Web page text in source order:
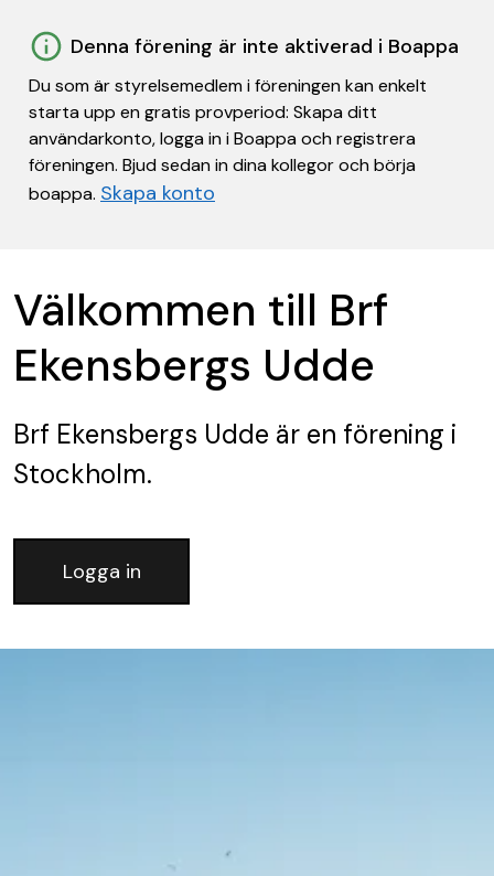
Denna förening är inte aktiverad i Boappa
Du som är styrelsemedlem i föreningen kan enkelt
starta upp en gratis provperiod: Skapa ditt
användarkonto, logga in i Boappa och registrera
föreningen. Bjud sedan in dina kollegor och börja
boappa. Skapa konto
Välkommen till Brf
Ekensbergs Udde
Brf Ekensbergs Udde är en förening i
Stockholm.
Logga in